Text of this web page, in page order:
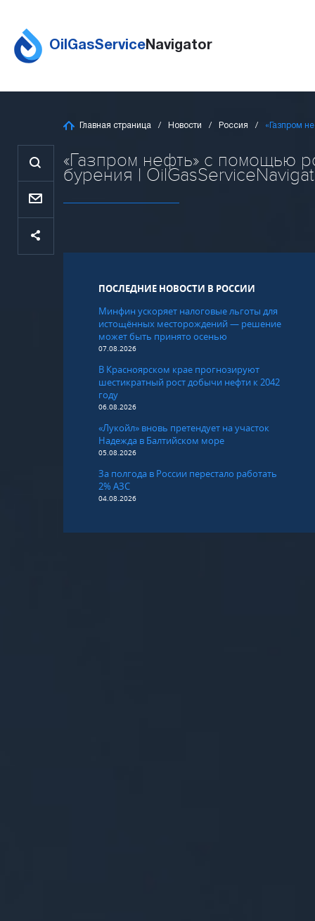
OilGasServiceNavigator
Главная страница Новости Россия «Газпром
«Газпром нефть» с помощью
бурения |
ПОСЛЕДНИЕ НОВОСТИ В РОССИИ
Минфин ускоряет налоговые льготы для
истощённых месторождений — решение
может быть принято осенью
07.08.2026
В Красноярском крае прогнозируют
шестикратный рост добычи нефти к 2042
году
06.08.2026
«Лукойл» вновь претендует на участок
Надежда в Балтийском море
05.08.2026
За полгода в России перестало работать
2% АЗС
04.08.2026